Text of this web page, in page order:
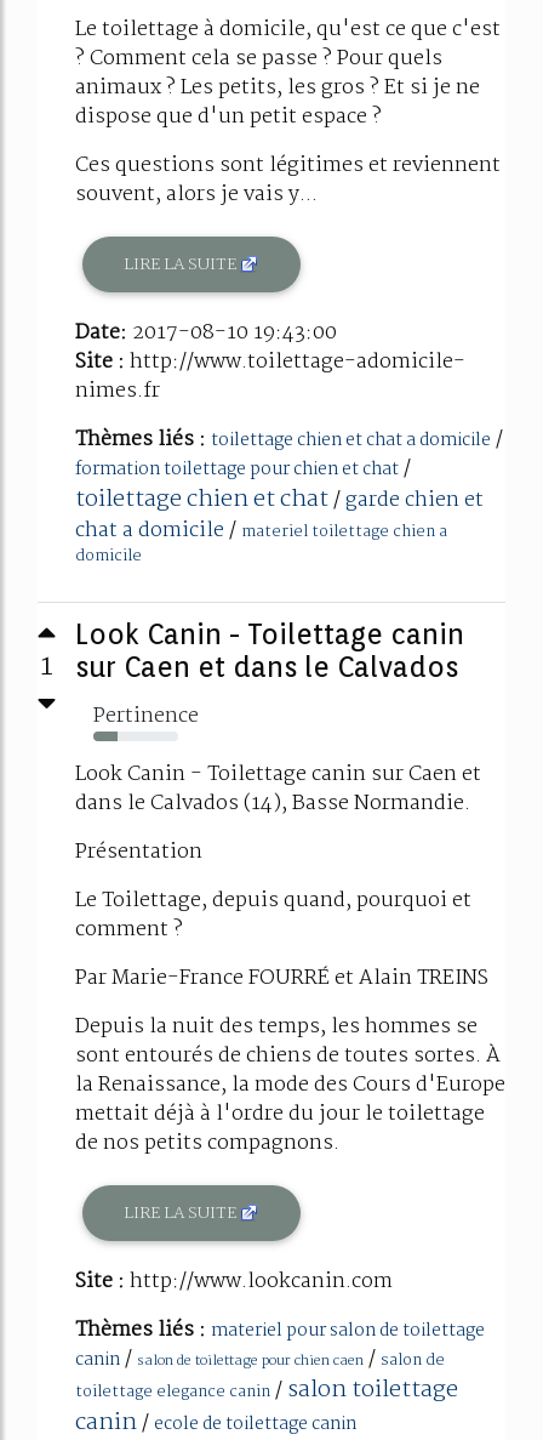
Le toilettage à domicile, qu'est ce que c'est
? Comment cela se passe ? Pour quels
animaux ? Les petits, les gros ? Et si je ne
dispose que d'un petit espace ?
Ces questions sont légitimes et reviennent
souvent, alors je vais y...
LIRE LA SUITE
Date: 2017-08-10 19:43:00
Site : http://www.toilettage-adomicile-
nimes.fr
Thèmes liés : toilettage chien et chat a domicile /
formation toilettage pour chien et chat/
toilettage chien et chat/garde chien et
chat a domicile/ materiel toilettage chien a
domicile
1
Look Canin - Toilettage canin
sur Caen et dans le Calvados
Pertinence
28%
Look Canin - Toilettage canin sur Caen et
dans le Calvados (14), Basse Normandie.
Présentation
Le Toilettage, depuis quand, pourquoi et
comment ?
Par Marie-France FOURRÉ et Alain TREINS
Depuis la nuit des temps, les hommes se
sont entourés de chiens de toutes sortes. À
la Renaissance, la mode des Cours d'Europe
mettait déjà à l'ordre du jour le toilettage
de nos petits compagnons.
LIRE LA SUITE
Site : http://www.lookcanin.com
Thèmes liés : materiel pour salon de toilettage
canin/ salon de toilettage pour chien caen / salon de
toilettage elegance canin/salon toilettage
canin/ ecole de toilettage canin